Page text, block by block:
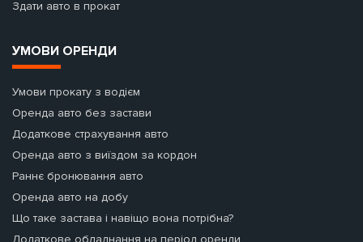
Здати авто в прокат
УМОВИ ОРЕНДИ
Умови прокату з водієм
Оренда авто без застави
Додаткове страхування авто
Оренда авто з виїздом за кордон
Раннє бронювання авто
Оренда авто на добу
Що таке застава і навіщо вона потрібна?
Додаткове обладнання на період оренди